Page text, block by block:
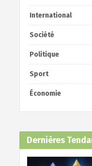
International
Société
Politique
Sport
Économie
Dernières